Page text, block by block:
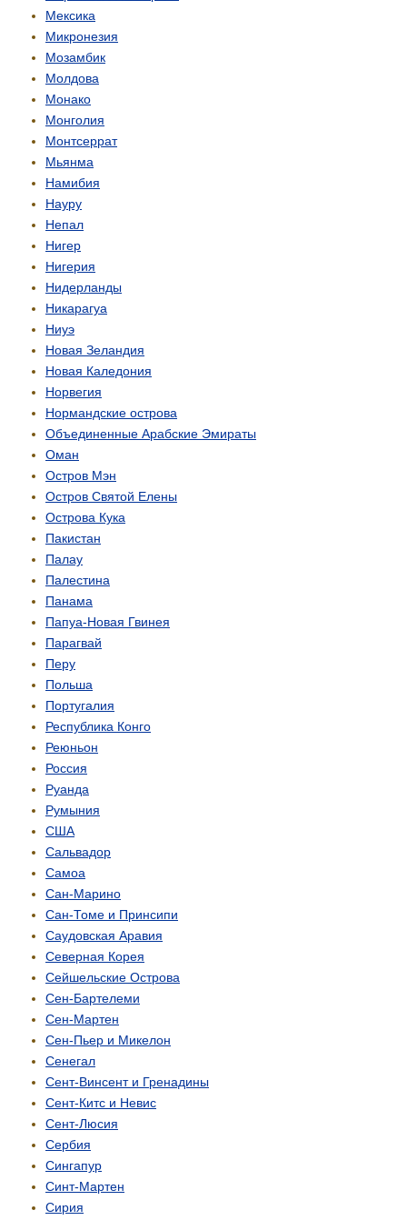
Мексика
Микронезия
Мозамбик
Молдова
Монако
Монголия
Монтсеррат
Мьянма
Намибия
Науру
Непал
Нигер
Нигерия
Нидерланды
Никарагуа
Ниуэ
Новая Зеландия
Новая Каледония
Норвегия
Нормандские острова
Объединенные Арабские Эмираты
Оман
Остров Мэн
Остров Святой Елены
Острова Кука
Пакистан
Палау
Палестина
Панама
Папуа-Новая Гвинея
Парагвай
Перу
Польша
Португалия
Республика Конго
Реюньон
Россия
Руанда
Румыния
США
Сальвадор
Самоа
Сан-Марино
Сан-Томе и Принсипи
Саудовская Аравия
Северная Корея
Сейшельские Острова
Сен-Бартелеми
Сен-Мартен
Сен-Пьер и Микелон
Сенегал
Сент-Винсент и Гренадины
Сент-Китс и Невис
Сент-Люсия
Сербия
Сингапур
Синт-Мартен
Сирия